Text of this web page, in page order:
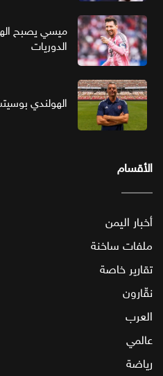
ميسي يصبح
الدوريات
الهولندي
الأقسام
أخبار اليمن
ملفات ساخنة
تقارير خاصة
نقّارون
العرب
عالمي
رياضة